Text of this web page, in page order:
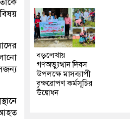
বড়লেখায়
গণঅভ্যুত্থান দিবস
উপলক্ষে মাসব্যাপী
বৃক্ষরোপণ কর্মসূচির
উদ্বোধন